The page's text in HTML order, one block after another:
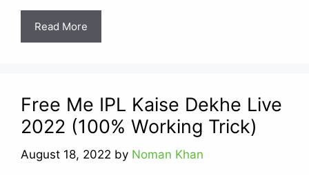
Read More
Free Me IPL Kaise Dekhe Live
2022 (100% Working Trick)
August 18, 2022 by Noman Khan